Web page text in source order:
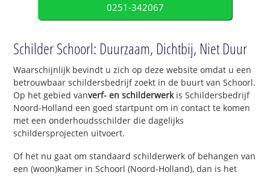
0251-342067
Schilder Schoorl: Duurzaam, Dichtbij, Niet Duur
Waarschijnlijk bevindt u zich op deze website omdat u een
betrouwbaar schildersbedrijf zoekt in de buurt van Schoorl.
Op het gebied vanverf- en schilderwerkis Schildersbedrijf
Noord-Holland een goed startpunt om in contact te komen
met een onderhoudsschilder die dagelijks
schildersprojecten uitvoert.
Of het nu gaat om standaard schilderwerk of behangen van
een (woon)kamer in Schoorl (Noord-Holland), dan is het